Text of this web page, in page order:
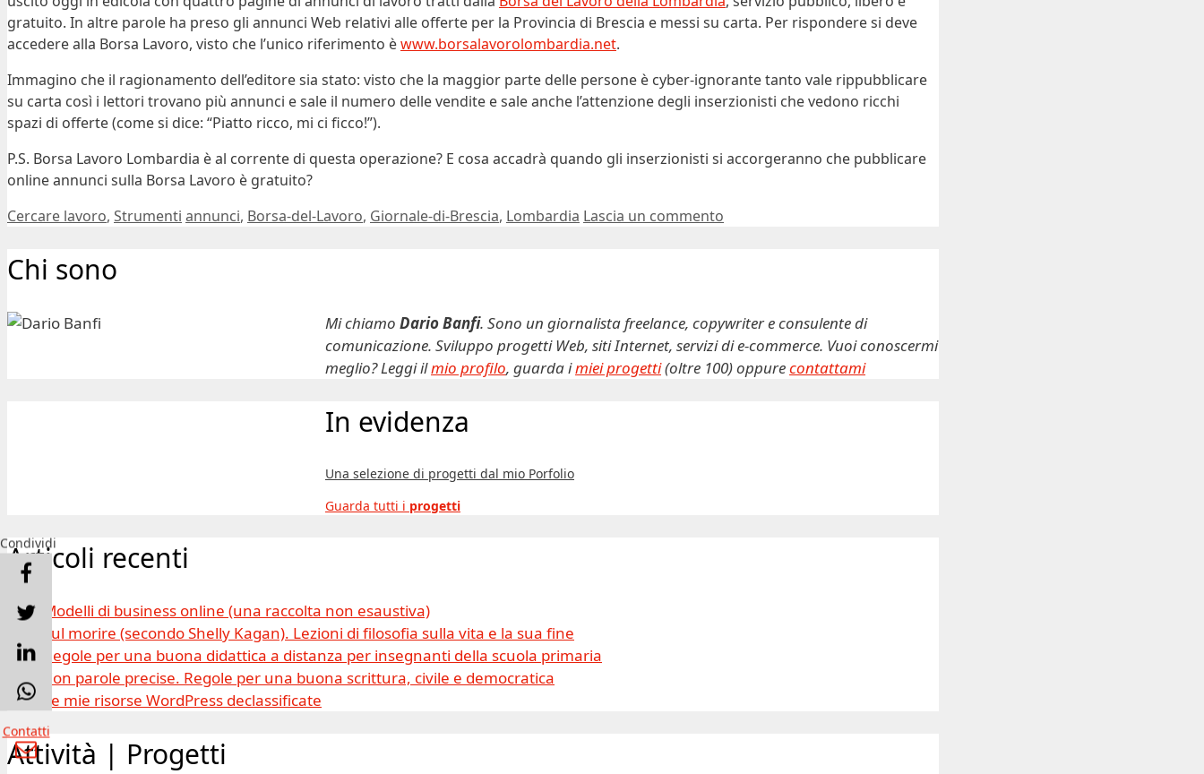
gratuito. In altre parole ha preso gli annunci Web relativi alle offerte per la Provincia di Brescia e messi su carta. Per rispondere si deve
accedere alla Borsa Lavoro, visto che l’unico riferimento èwww.borsalavorolombardia.net.
Immagino che il ragionamento dell’editore sia stato: visto che la maggior parte delle persone è cyber-ignorante tanto vale rippubblicare
su carta così i lettori trovano più annunci e sale il numero delle vendite e sale anche l’attenzione degli inserzionisti che vedono ricchi
spazi di offerte (come si dice: “Piatto ricco, mi ci ficco!”).
P.S. Borsa Lavoro Lombardia è al corrente di questa operazione? E cosa accadrà quando gli inserzionisti si accorgeranno che pubblicare
online annunci sulla Borsa Lavoro è gratuito?
Categorie
Cercare lavoro, Strumenti Tag
annunci, Borsa-del-Lavoro, Giornale-di-Brescia, Lombardia Lascia un commento
Chi sono
Mi chiamo Dario Banfi. Sono un giornalista freelance, copywriter e consulente di
comunicazione. Sviluppo progetti Web, siti Internet, servizi di e-commerce. Vuoi conoscermi
meglio? Leggi ilmio profilo, guarda imiei progetti(oltre 100) oppurecontattami
In evidenza
Una selezione di progetti dal mio Porfolio
Guarda tutti i progetti
Articoli recenti
Modelli di business online (una raccolta non esaustiva)
Sul morire (secondo Shelly Kagan). Lezioni di filosofia sulla vita e la sua fine
Regole per una buona didattica a distanza per insegnanti della scuola primaria
Con parole precise. Regole per una buona scrittura, civile e democratica
Le mie risorse WordPress declassificate
Attività | Progetti
Condividi
Contatti